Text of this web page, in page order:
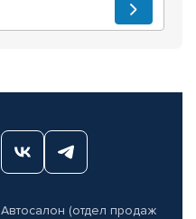
Автосалон (отдел продаж